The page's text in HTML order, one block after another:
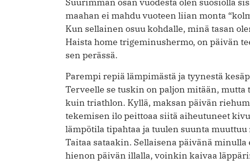
Suurimman osan vuodesta olen suosiolla
maahan ei mahdu vuoteen liian monta
Kun sellainen osuu kohdalle, minä tasan
Haista home trigeminushermo, on päivän
sen perässä.
Parempi repiä lämpimästä ja tyynestä
Terveelle se tuskin on paljon mitään,
kuin triathlon. Kyllä, maksan päivän
tekemisen ilo peittoaa siitä aiheutuneet
lämpötila tipahtaa ja tuulen suunta
Taitaa sataakin. Sellaisena päivänä minulla
hienon päivän illalla, voinkin kaivaa